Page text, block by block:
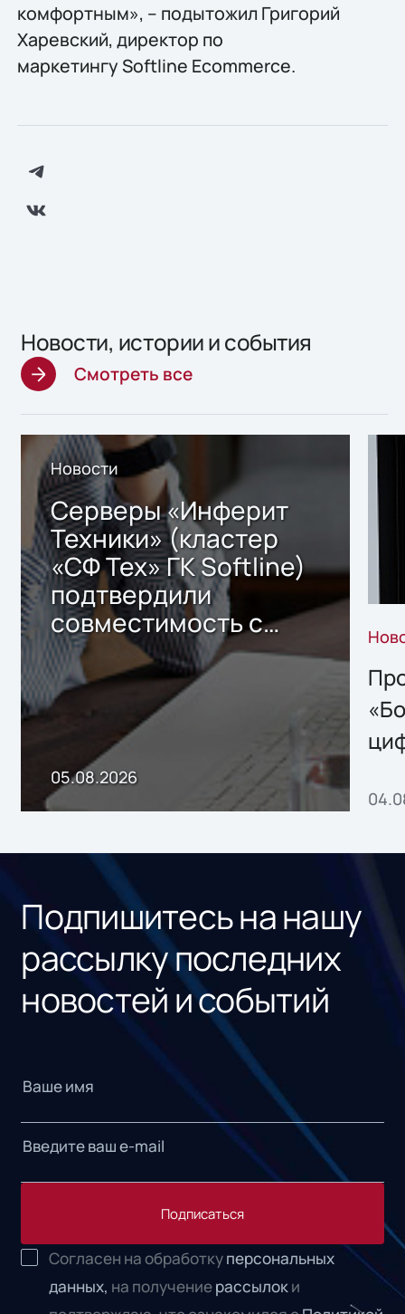
комфортным», – подытожил Григорий
Харевский, директор по
маркетингу Softline Ecommerce.
Новости, истории и события
Смотреть все
Новости
Серверы «Инферит
Техники» (кластер
«СФ Тех» ГК Softline)
подтвердили
совместимость с
решением Sharx
Storage 2.x для
хранения данных
05.08.2026
Подпишитесь на нашу
рассылку последних
новостей и событий
Подписаться
Согласен на обработкуперсональных
данных, на получениерассылоки